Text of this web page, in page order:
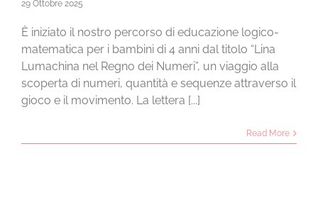
29 Ottobre 2025
È iniziato il nostro percorso di educazione logico-
matematica per i bambini di 4 anni dal titolo “Lina
Lumachina nel Regno dei Numeri”, un viaggio alla
scoperta di numeri, quantità e sequenze attraverso il
gioco e il movimento. La lettera [...]
Read More